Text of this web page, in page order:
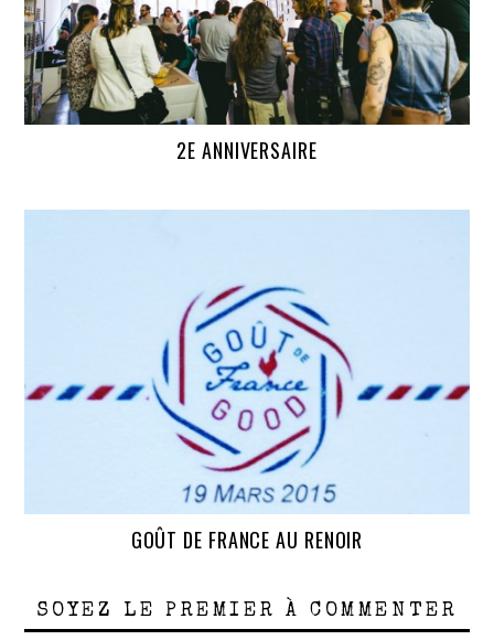
2E ANNIVERSAIRE
GOÛT DE FRANCE AU RENOIR
SOYEZ LE PREMIER À COMMENTER